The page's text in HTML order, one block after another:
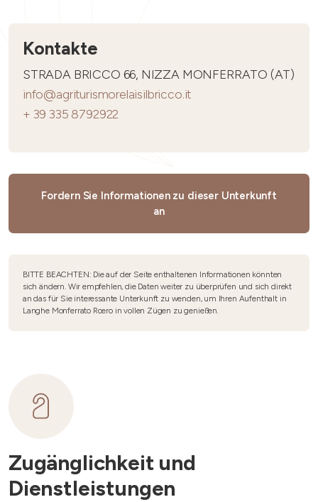
Kontakte
STRADA BRICCO 66, NIZZA MONFERRATO (AT)
info@agriturismorelaisilbricco.it
+ 39 335 8792922
Fordern Sie Informationen zu dieser Unterkunft
an
BITTE BEACHTEN: Die auf der Seite enthaltenen Informationen könnten
sich ändern. Wir empfehlen, die Daten weiter zu überprüfen und sich direkt
an das für Sie interessante Unterkunft zu wenden, um Ihren Aufenthalt in
Langhe Monferrato Roero in vollen Zügen zu genießen.
Zugänglichkeit und
Dienstleistungen